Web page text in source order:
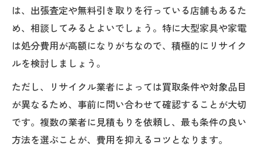
は、出張査定や無料引き取りを行っている店舗もあるた
め、相談してみるとよいでしょう。特に大型家具や家電
は処分費用が高額になりがちなので、積極的にリサイク
ルを検討しましょう。
ただし、リサイクル業者によっては買取条件や対象品目
が異なるため、事前に問い合わせて確認することが大切
です。複数の業者に見積もりを依頼し、最も条件の良い
方法を選ぶことが、費用を抑えるコツとなります。